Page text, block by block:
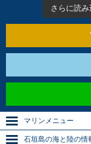
さらに読み
マリンメニュー
石垣島の海と陸の情